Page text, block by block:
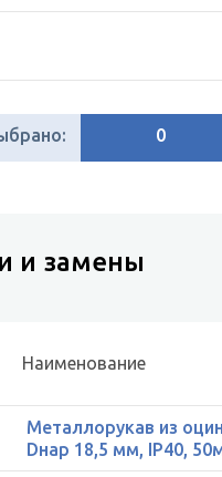
0
и замены
Наименование
Металлорукав из
Dнар 18,5 мм, IP40,